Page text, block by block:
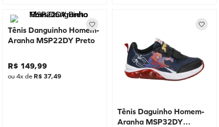
Tênis Danguinho Homem-
Aranha MSP22DY Preto
R$ 149,99
ou4x de R$ 37,49
Tênis Daguinho Homem-
Aranha MSP32DY